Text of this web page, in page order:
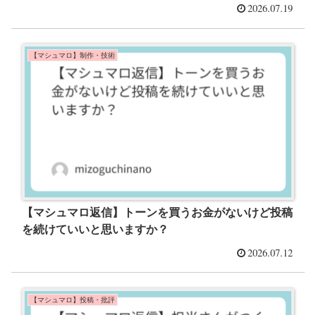
2026.07.19
【マシュマロ】制作・技術
【マシュマロ返信】トーンを買うお金がないけど投稿
を続けていいと思いますか？
2026.07.12
【マシュマロ】投稿・批評